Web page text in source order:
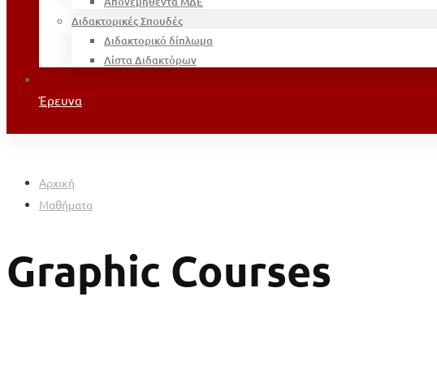
Διδακτορικές Σπουδές
Διδακτορικό δίπλωμα
Λίστα Διδακτόρων
Έρευνα
Αρχική
Μαθήματα
Graphic Courses